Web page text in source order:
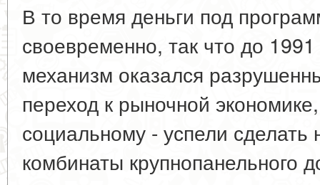
В то время деньги под
своевременно, так что до
механизм оказался
переход к рыночной
социальному - успели
комбинаты крупнопанельного